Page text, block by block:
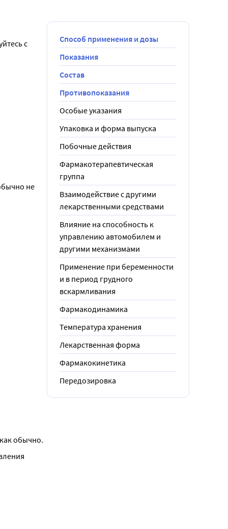
с
не
обычно.
Способ применения и дозы
Показания
Состав
Противопоказания
Особые указания
Упаковка и форма выпуска
Побочные действия
Фармакотерапевтическая
группа
Взаимодействие с другими
лекарственными средствами
Влияние на способность к
управлению автомобилем и
другими механизмами
Применение при беременности
и в период грудного
вскармливания
Фармакодинамика
Температура хранения
Лекарственная форма
Фармакокинетика
Передозировка